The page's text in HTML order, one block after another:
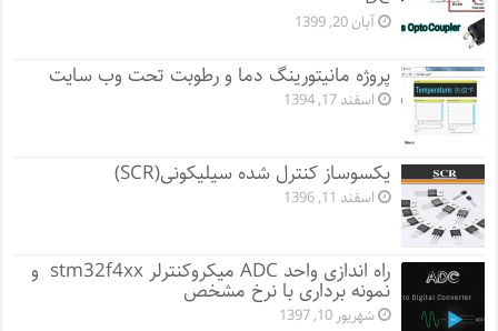
آبان 20, 1399
پروژه مانيتورينگ دما و رطوبت تحت وب سایت
اسفند 17, 1394
یکسوساز کنترل شده سیلیکونی(SCR)
اسفند 11, 1396
راه اندازی واحد ADC میکروکنترلر stm32f4xx و
نمونه برداری با نرخ مشخص
شهریور 10, 1397